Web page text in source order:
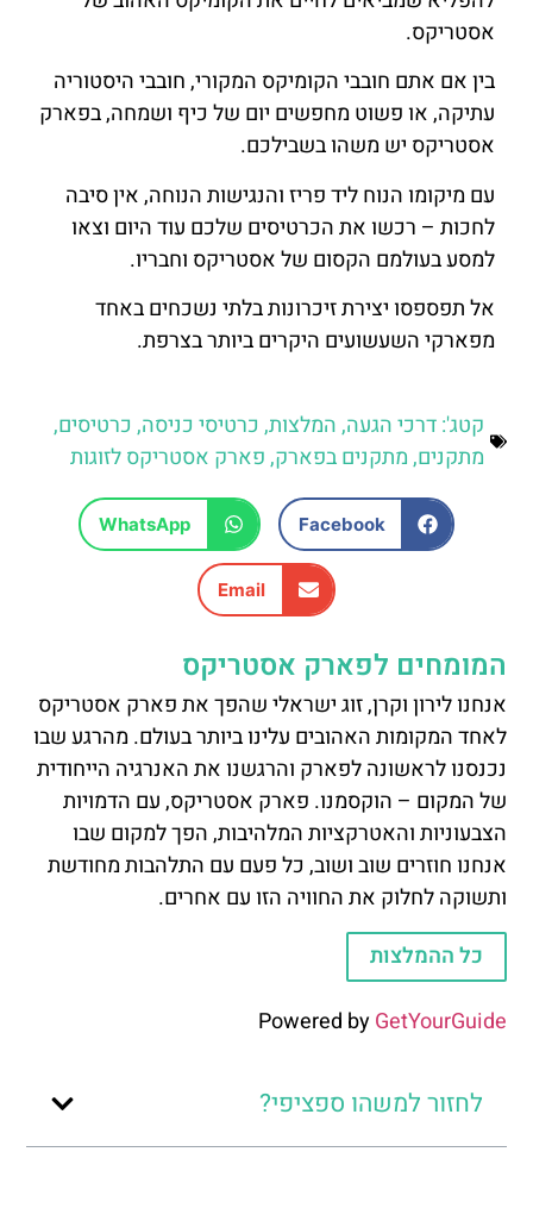
אסטריקס.
בין אם אתם חובבי הקומיקס המקורי, חובבי היסטוריה
עתיקה, או פשוט מחפשים יום של כיף ושמחה, בפארק
אסטריקס יש משהו בשבילכם.
עם מיקומו הנוח ליד פריז והנגישות הנוחה, אין סיבה
לחכות – רכשו את הכרטיסים שלכם עוד היום וצאו
למסע בעולמם הקסום של אסטריקס וחבריו.
אל תפספסו יצירת זיכרונות בלתי נשכחים באחד
מפארקי השעשועים היקרים ביותר בצרפת.
קטג':דרכי הגעה,המלצות, כרטיסי כניסה, כרטיסים,
מתקנים,מתקנים בפארק,פארק אסטריקס לזוגות
Facebook
WhatsApp
Email
המומחים לפארק אסטריקס
אנחנו לירון וקרן, זוג ישראלי שהפך את פארק אסטריקס
לאחד המקומות האהובים עלינו ביותר בעולם. מהרגע שבו
נכנסנו לראשונה לפארק והרגשנו את האנרגיה הייחודית
של המקום – הוקסמנו. פארק אסטריקס, עם הדמויות
הצבעוניות והאטרקציות המלהיבות, הפך למקום שבו
אנחנו חוזרים שוב ושוב, כל פעם עם התלהבות מחודשת
ותשוקה לחלוק את החוויה הזו עם אחרים.
כל ההמלצות
Powered byGetYourGuide
לחזור למשהו ספציפי?